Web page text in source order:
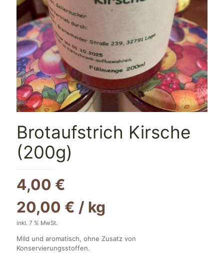
Brotaufstrich Kirsche
(200g)
4,00 €
20,00 € / kg
inkl. 7 % MwSt.
Mild und aromatisch, ohne Zusatz von
Konservierungsstoffen.